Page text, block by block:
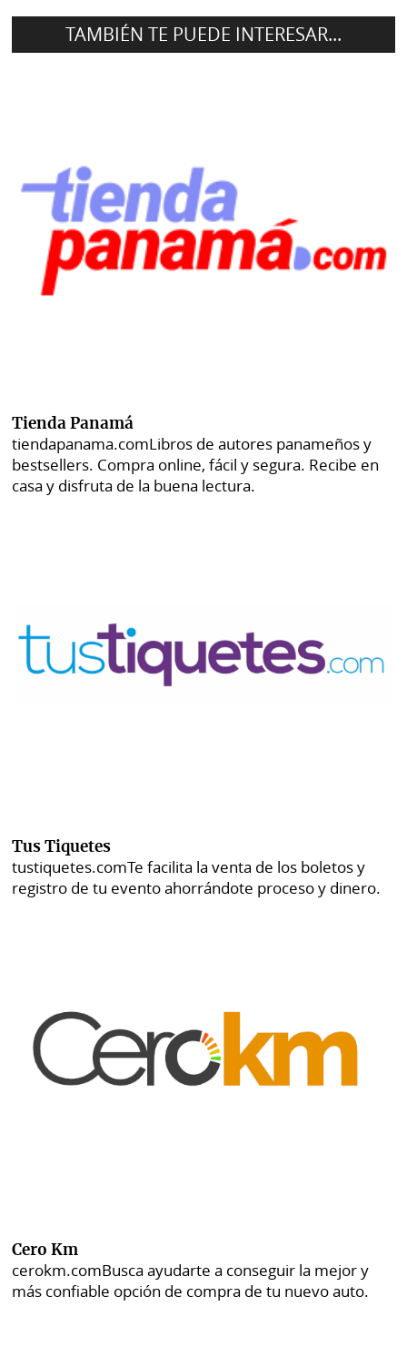
TAMBIÉN TE PUEDE INTERESAR...
Tienda Panamá
tiendapanama.comLibros de autores panameños y
bestsellers. Compra online, fácil y segura. Recibe en
casa y disfruta de la buena lectura.
Tus Tiquetes
tustiquetes.comTe facilita la venta de los boletos y
registro de tu evento ahorrándote proceso y dinero.
Cero Km
cerokm.comBusca ayudarte a conseguir la mejor y
más confiable opción de compra de tu nuevo auto.